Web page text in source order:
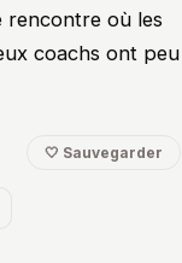
rencontre où les
coachs ont peu
🤍 Sauvegarder